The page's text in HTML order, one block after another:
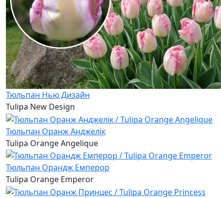
Тюльпан Нью Дизайн
Tulipa New Design
Тюльпан Оранж Анджелік
Tulipa Orange Angelique
Тюльпан Орандж Емперор
Tulipa Orange Emperor